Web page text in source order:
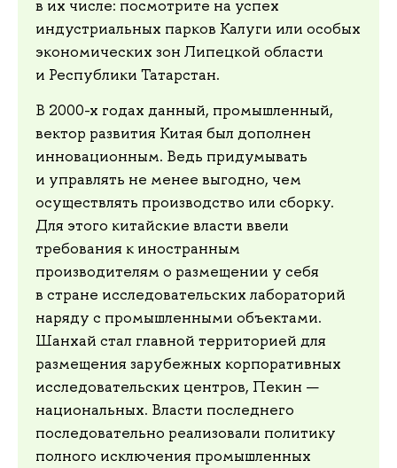
в их числе: посмотрите на успех
индустриальных парков Калуги или особых
экономических зон Липецкой области
и Республики Татарстан.
В 2000-х годах данный, промышленный,
вектор развития Китая был дополнен
инновационным. Ведь придумывать
и управлять не менее выгодно, чем
осуществлять производство или сборку.
Для этого китайские власти ввели
требования к иностранным
производителям о размещении у себя
в стране исследовательских лабораторий
наряду с промышленными объектами.
Шанхай стал главной территорией для
размещения зарубежных корпоративных
исследовательских центров, Пекин —
национальных. Власти последнего
последовательно реализовали политику
полного исключения промышленных